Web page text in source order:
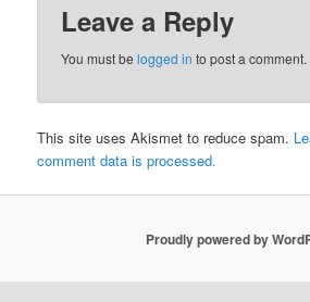
Leave a Reply
You must belogged in to post a comment.
This site uses Akismet to reduce spam.
comment data is processed.
Proudly powered by